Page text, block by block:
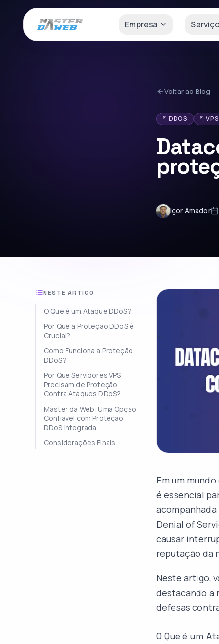
Empresa
Voltar ao Blog
DDOS VPS
Igor Amador
NESTE ARTIGO
O Que é um Ataque DDoS?
Por Que a Proteção DDoS é
Crucial?
Como Funciona a Proteção
DDoS?
Por Que Servidores VPS
Precisam de Proteção
Contra Ataques DDoS?
Master da Web: Uma Opção
Confiável com Proteção
DDoS Integrada
Considerações Finais
Em um
é essencial
Denial of
causar
reputação da
Neste artigo,
destacando a
defesas
O Que é um